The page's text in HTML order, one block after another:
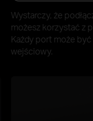
Wystarczy, że
możesz korzystać z
Każdy port może
wejściowy.